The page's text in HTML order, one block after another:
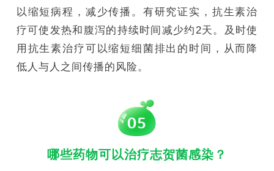
以缩短病程，减少传播。有研究证实，抗生素治
疗可使发热和腹泻的持续时间减少约2天。及时使
用抗生素治疗可以缩短细菌排出的时间，从而降
低人与人之间传播的风险。
哪些药物可以治疗志贺菌感染？